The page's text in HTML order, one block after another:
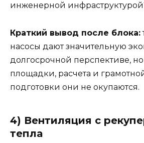
инженерной
Краткий вывод после блока:
насосы дают значительную
долгосрочной перспективе,
площадки, расчета и
подготовки они не окупаются.
4) Вентиляция с
тепла